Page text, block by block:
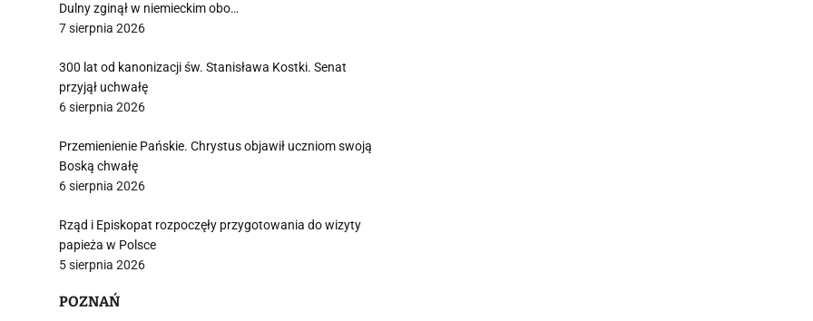
Dulny zginął w niemieckim obo…
7 sierpnia 2026
300 lat od kanonizacji św. Stanisława Kostki. Senat
przyjął uchwałę
6 sierpnia 2026
Przemienienie Pańskie. Chrystus objawił uczniom swoją
Boską chwałę
6 sierpnia 2026
Rząd i Episkopat rozpoczęły przygotowania do wizyty
papieża w Polsce
5 sierpnia 2026
POZNAŃ